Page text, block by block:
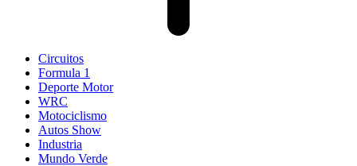
Circuitos
Formula 1
Deporte Motor
WRC
Motociclismo
Autos Show
Industria
Mundo Verde